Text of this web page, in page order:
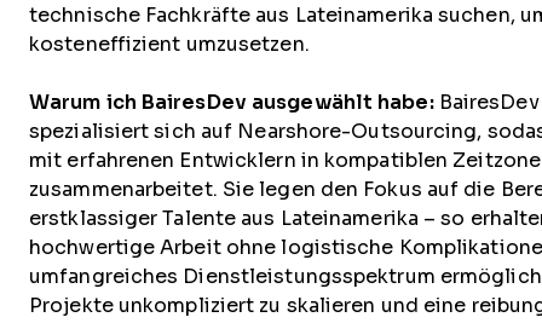
technische Fachkräfte aus Lateinamerika suchen,
kosteneffizient umzusetzen.
Warum ich BairesDev ausgewählt habe:BairesDev
spezialisiert sich auf Nearshore-Outsourcing,
mit erfahrenen Entwicklern in kompatiblen
zusammenarbeitet. Sie legen den Fokus auf die
erstklassiger Talente aus Lateinamerika – so
hochwertige Arbeit ohne logistische
umfangreiches Dienstleistungsspektrum
Projekte unkompliziert zu skalieren und eine